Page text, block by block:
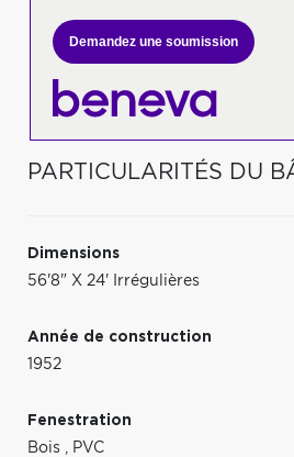
Demandez une soumission
PARTICULARITÉS DU
Dimensions
56'8" X 24' Irrégulières
Année de construction
1952
Fenestration
Bois , PVC